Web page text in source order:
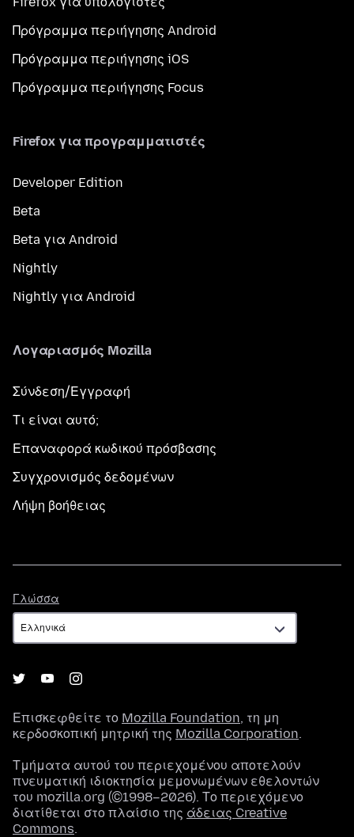
Πρόγραμμα περιήγησης Android
Πρόγραμμα περιήγησης iOS
Πρόγραμμα περιήγησης Focus
Firefox για προγραμματιστές
Developer Edition
Beta
Beta για Android
Nightly
Nightly για Android
Λογαριασμός Mozilla
Σύνδεση/Εγγραφή
Τι είναι αυτό;
Επαναφορά κωδικού πρόσβασης
Συγχρονισμός δεδομένων
Λήψη βοήθειας
Γλώσσα
Επισκεφθείτε το Mozilla Foundation, τη μη
κερδοσκοπική μητρική της Mozilla Corporation.
Τμήματα αυτού του περιεχομένου αποτελούν
πνευματική ιδιοκτησία μεμονωμένων εθελοντών
του mozilla.org (©1998–2026). Το περιεχόμενο
διατίθεται στο πλαίσιο της άδειας Creative
Commons.